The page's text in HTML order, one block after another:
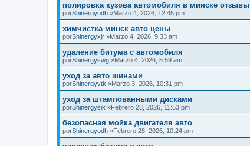
полировка кузова автомобиля в минске отзывы
porShinergyodh »Marzo 4, 2026, 12:45 pm
химчистка минск авто цены
porShinergyxjr »Marzo 4, 2026, 9:33 am
удаление битума с автомобиля
porShinergyswg »Marzo 4, 2026, 5:59 am
уход за авто шинами
porShinergyvtk »Marzo 3, 2026, 10:31 pm
уход за штампованными дисками
porShinergysik »Febrero 28, 2026, 11:53 pm
безопасная мойка двигателя авто
porShinergyodh »Febrero 28, 2026, 10:24 pm